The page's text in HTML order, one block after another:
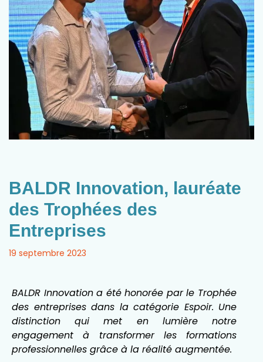
BALDR Innovation, lauréate
des Trophées des
Entreprises
19 septembre 2023
BALDR Innovation a été honorée par le Trophée
des entreprises dans la catégorie Espoir. Une
distinction qui met en lumière notre
engagement à transformer les formations
professionnelles grâce à la réalité augmentée.